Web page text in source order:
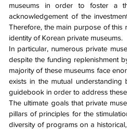
museums in order to foster a
acknowledgement of the
Therefore, the main purpose of this
identity of Korean private museums.
In particular, numerous private
despite the funding replenishment
majority of these museums face
exists in the mutual
guidebook in order to address
The ultimate goals that private
pillars of principles for the
diversity of programs on a